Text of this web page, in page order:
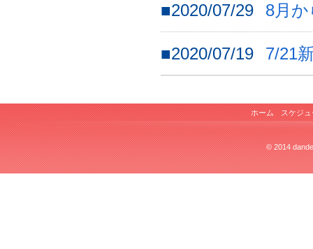
■2020/07/29 8月
■2020/07/19 7/21
ホーム スケジュ
© 2014